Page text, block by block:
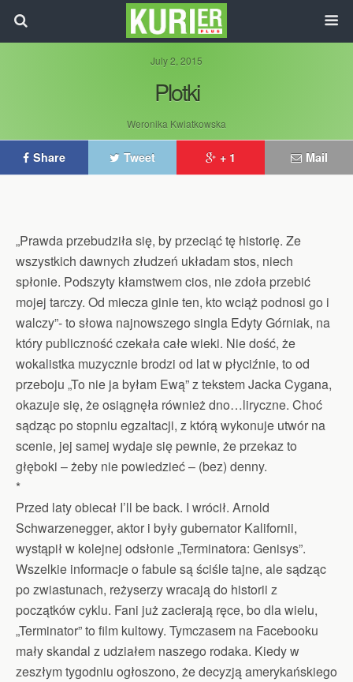
July 2, 2015
Plotki
Weronika Kwiatkowska
Share Tweet + 1 Mail
„Prawda przebudziła się, by przeciąć tę historię. Ze
wszystkich dawnych złudzeń układam stos, niech
spłonie. Podszyty kłamstwem cios, nie zdoła przebić
mojej tarczy. Od miecza ginie ten, kto wciąż podnosi go i
walczy”- to słowa najnowszego singla Edyty Górniak, na
który publiczność czekała całe wieki. Nie dość, że
wokalistka muzycznie brodzi od lat w płyciźnie, to od
przeboju „To nie ja byłam Ewą” z tekstem Jacka Cygana,
okazuje się, że osiągnęła również dno…liryczne. Choć
sądząc po stopniu egzaltacji, z którą wykonuje utwór na
scenie, jej samej wydaje się pewnie, że przekaz to
głęboki – żeby nie powiedzieć – (bez) denny.
*
Przed laty obiecał I’ll be back. I wrócił. Arnold
Schwarzenegger, aktor i były gubernator Kalifornii,
wystąpił w kolejnej odsłonie „Terminatora: Genisys”.
Wszelkie informacje o fabule są ściśle tajne, ale sądząc
po zwiastunach, reżyserzy wracają do historii z
początków cyklu. Fani już zacierają ręce, bo dla wielu,
„Terminator” to film kultowy. Tymczasem na Facebooku
mały skandal z udziałem naszego rodaka. Kiedy w
zeszłym tygodniu ogłoszono, że decyzją amerykańskiego